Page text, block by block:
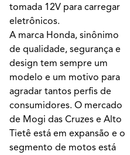
tomada 12V para carregar
eletrônicos.
A marca Honda, sinônimo
de qualidade, segurança e
design tem sempre um
modelo e um motivo para
agradar tantos perfis de
consumidores. O mercado
de Mogi das Cruzes e Alto
Tietê está em expansão e o
segmento de motos está